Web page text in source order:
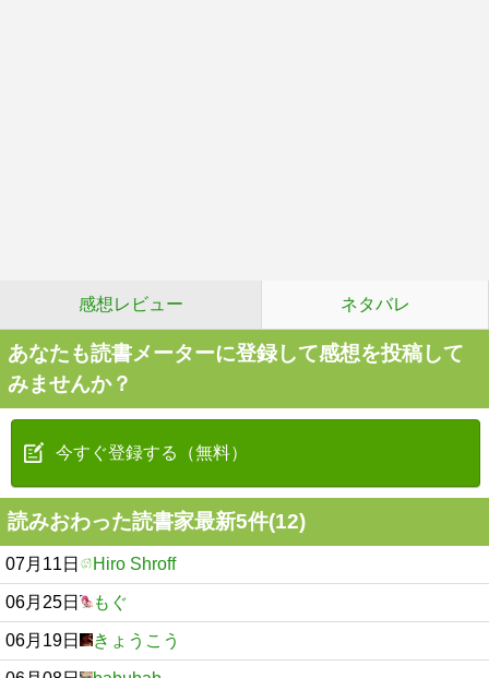
感想レビュー ネタバレ
あなたも読書メーターに登録して感想を投稿して
みませんか？
今すぐ登録する（無料）
読みおわった読書家最新5件(12)
07月11日 Hiro Shroff
06月25日 もぐ
06月19日 きょうこう